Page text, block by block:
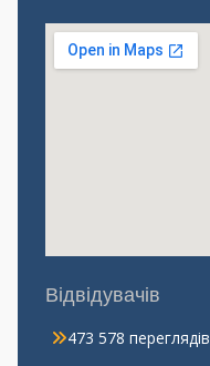
Відвідувачів
473 578 переглядів